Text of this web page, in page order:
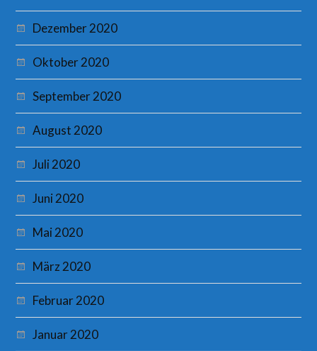
Dezember 2020
Oktober 2020
September 2020
August 2020
Juli 2020
Juni 2020
Mai 2020
März 2020
Februar 2020
Januar 2020